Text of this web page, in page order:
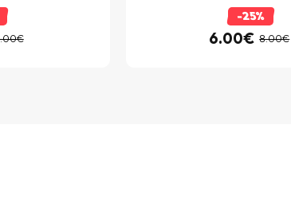
-25%
6.00€ 8.00€